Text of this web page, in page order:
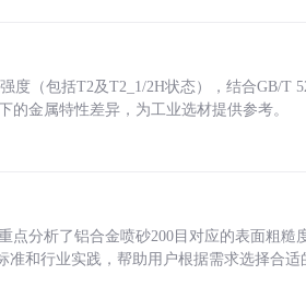
度（包括T2及T2_1/2H状态），结合GB/T
的金属特性差异，为工业选材提供参考。
点分析了铝合金喷砂200目对应的表面粗糙
准和行业实践，帮助用户根据需求选择合适